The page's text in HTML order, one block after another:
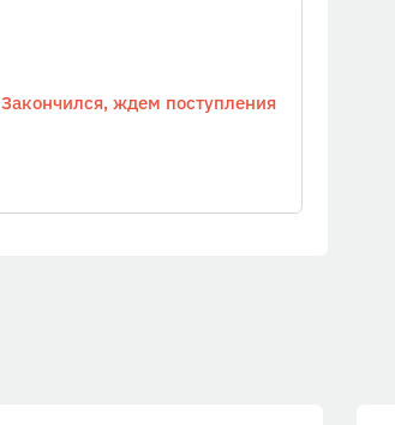
Закончился, ждем поступления